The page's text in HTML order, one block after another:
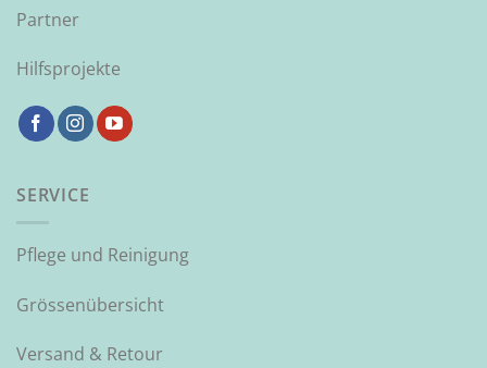
Partner
Hilfsprojekte
SERVICE
Pflege und Reinigung
Grössenübersicht
Versand & Retour